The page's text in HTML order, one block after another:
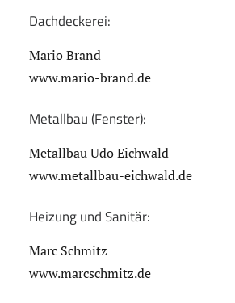
Dachdeckerei:
Mario Brand
www.mario-brand.de
Metallbau (Fenster):
Metallbau Udo Eichwald
www.metallbau-eichwald.de
Heizung und Sanitär:
Marc Schmitz
www.marcschmitz.de